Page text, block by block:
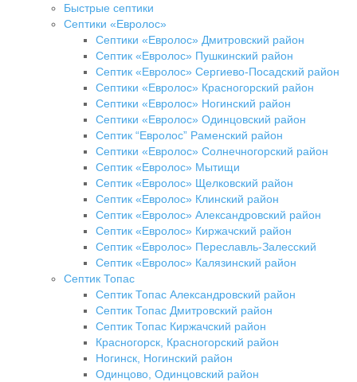
Быстрые септики
Септики «Евролос»
Септики «Евролос» Дмитровский район
Септик «Евролос» Пушкинский район
Септик «Евролос» Сергиево-Посадский район
Септики «Евролос» Красногорский район
Септики «Евролос» Ногинский район
Септики «Евролос» Одинцовский район
Септик “Евролос” Раменский район
Септики «Евролос» Солнечногорский район
Септик «Евролос» Мытищи
Септик «Евролос» Щелковский район
Септик «Евролос» Клинский район
Септик «Евролос» Александровский район
Септик «Евролос» Киржачский район
Септик «Евролос» Переславль-Залесский
Септик «Евролос» Калязинский район
Септик Топас
Септик Топас Александровский район
Септик Топас Дмитровский район
Септик Топас Киржачский район
Красногорск, Красногорский район
Ногинск, Ногинский район
Одинцово, Одинцовский район